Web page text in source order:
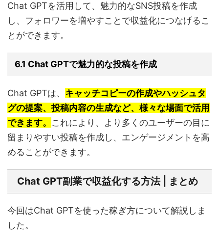
Chat GPTを活用して、魅力的なSNS投稿を作成
し、フォロワーを増やすことで収益化につなげるこ
とができます。
6.1 Chat GPTで魅力的な投稿を作成
Chat GPTは、 キャッチコピーの作成やハッシュタ
グの提案、投稿内容の生成など、様々な場面で活用
できます。 これにより、より多くのユーザーの目に
留まりやすい投稿を作成し、エンゲージメントを高
めることができます。
Chat GPT副業で収益化する方法 | まとめ
今回はChat GPTを使った稼ぎ方について解説しま
した。